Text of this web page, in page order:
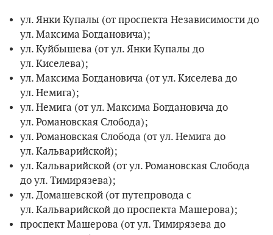
ул. Янки Купалы (от проспекта Независимости до
ул. Максима Богдановича);
ул. Куйбышева (от ул. Янки Купалы до
ул. Киселева);
ул. Максима Богдановича (от ул. Киселева до
ул. Немига);
ул. Немига (от ул. Максима Богдановича до
ул. Романовская Слобода);
ул. Романовская Слобода (от ул. Немига до
ул. Кальварийской);
ул. Кальварийской (от ул. Романовская Слобода
до ул. Тимирязева);
ул. Домашевской (от путепровода с
ул. Кальварийской до проспекта Машерова);
проспект Машерова (от ул. Тимирязева до